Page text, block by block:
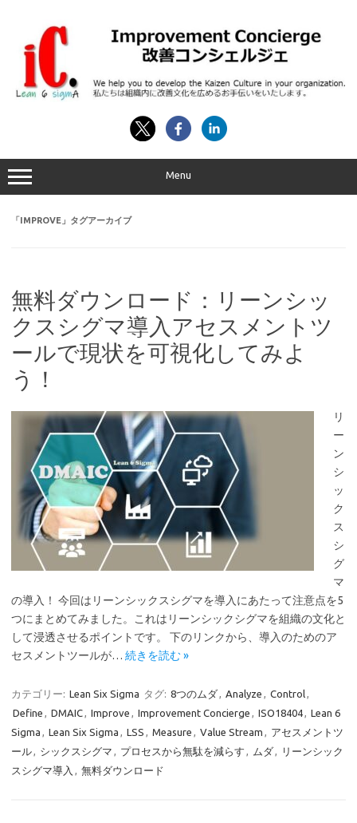
Menu
「IMPROVE 」タグアーカイブ
無料ダウンロード：リーンシッ
クスシグマ導入アセスメントツ
ールで現状を可視化してみよ
う！
リ
ー
ン
シ
ッ
ク
ス
シ
グ
マ
の導入！ 今回はリーンシックスシグマを導入にあたって注意点を5
つにまとめてみました。これはリーンシックシグマを組織の文化と
して浸透させるポイントです。 下のリンクから、導入のためのア
セスメントツールが… 続きを読む »
カテゴリー: Lean Six Sigma タグ: 8つのムダ, Analyze , Control,
Define , DMAIC, Improve , Improvement Concierge , ISO18404, Lean 6
Sigma , Lean Six Sigma , LSS , Measure , Value Stream , アセスメントツ
ール, シックスシグマ , プロセスから無駄を減らす , ムダ,
リーンシック
スシグマ導入 , 無料ダウンロード